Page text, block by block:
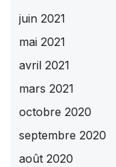
juin 2021
mai 2021
avril 2021
mars 2021
octobre 2020
septembre 2020
août 2020